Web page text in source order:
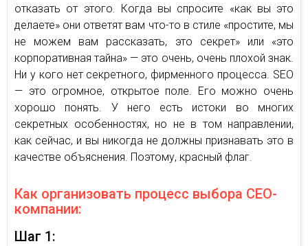
отказать от этого. Когда вы спросите «как вы это
делаете» они ответят вам что-то в стиле «простите, мы
не можем вам рассказать, это секрет» или «это
корпоративная тайна» — это очень, очень плохой знак.
Ни у кого нет секретного, фирменного процесса. SEO
— это огромное, открытое поле. Его можно очень
хорошо понять. У него есть истоки во многих
секретных особенностях, но не в том направлении,
как сейчас, и вы никогда не должны признавать это в
качестве объяснения. Поэтому, красный флаг.
Как организовать процесс выбора СЕО-
компании:
Шаг 1: